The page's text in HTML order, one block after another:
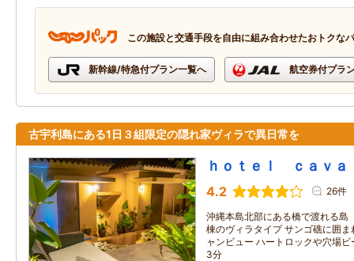
この施設と交通手段を自由に組み合わせたおトクな
新幹線/特急付プラン一覧へ 航空券付プラ
古宇利島にある1日３組限定の隠れ家ヴィラで異日常を
ｈｏｔｅｌ ｃａｖａ
4.2 26件
沖縄本島北部にある橋で渡れる島
棟のヴィラタイプ サンゴ礁に囲
ャンビュー ハートロックや穴場
3分